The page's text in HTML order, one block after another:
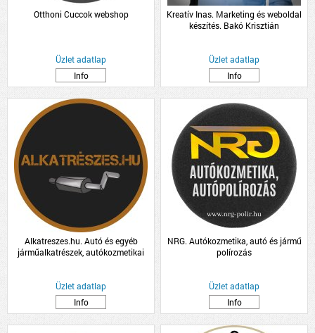
Otthoni Cuccok webshop
Üzlet adatlap
Info
Kreatív Inas. Marketing és weboldal
készítés. Bakó Krisztián
Üzlet adatlap
Info
Alkatreszes.hu. Autó és egyéb
járműalkatrészek, autókozmetikai
Üzlet adatlap
Info
NRG. Autókozmetika, autó és jármű
polírozás
Üzlet adatlap
Info